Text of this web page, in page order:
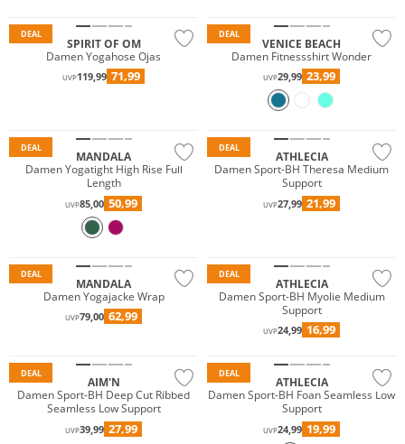
DEAL
SPIRIT OF OM
Damen Yogahose Ojas
UVP119,99 71,99
DEAL
VENICE BEACH
Damen Fitnessshirt Wonder
UVP29,99 23,99
DEAL
MANDALA
Damen Yogatight High Rise Full
Length
UVP85,00 50,99
DEAL
ATHLECIA
Damen Sport-BH Theresa Medium
Support
UVP27,99 21,99
DEAL
MANDALA
Damen Yogajacke Wrap
UVP79,00 62,99
DEAL
ATHLECIA
Damen Sport-BH Myolie Medium
Support
UVP24,99 16,99
DEAL
AIM'N
Damen Sport-BH Deep Cut Ribbed
Seamless Low Support
UVP39,99 27,99
DEAL
ATHLECIA
Damen Sport-BH Foan Seamless Low
Support
UVP24,99 19,99